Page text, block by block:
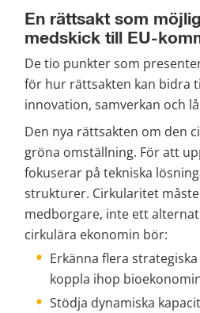
En rättsakt som
medskick till EU-
De tio punkter som
för hur rättsakten kan bidra
innovation, samverkan och
Den nya rättsakten om den
gröna omställning. För att
fokuserar på tekniska
strukturer. Cirkularitet
medborgare, inte ett
cirkulära ekonomin bör:
Erkänna flera
koppla ihop
Stödja dynamiska